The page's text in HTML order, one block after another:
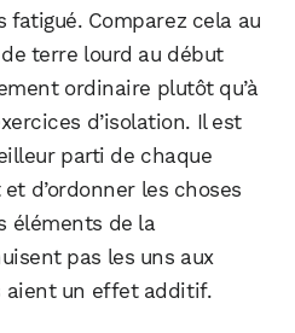
Comparez cela au
terre lourd au début
ordinaire plutôt qu’à
d’isolation. Il est
parti de chaque
d’ordonner les choses
éléments de la
pas les uns aux
aient un effet additif.